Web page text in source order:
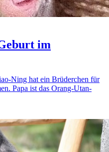
im
Ning hat ein Brüderchen für
Papa ist das Orang-Utan-